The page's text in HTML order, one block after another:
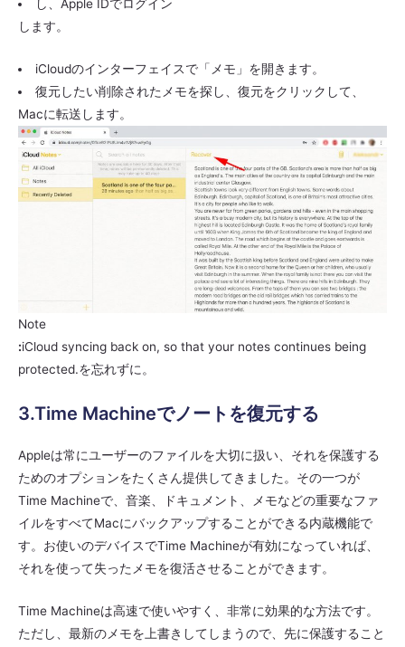
し、Apple IDでログイン
します。
iCloudのインターフェイスで「メモ」を開きます。
復元したい削除されたメモを探し、復元をクリックして、
Macに転送します。
Note
:iCloud syncing back on, so that your notes continues being
protected.を忘れずに。
3.Time Machineでノートを復元する
Appleは常にユーザーのファイルを大切に扱い、それを保護する
ためのオプションをたくさん提供してきました。その一つが
Time Machineで、音楽、ドキュメント、メモなどの重要なファ
イルをすべてMacにバックアップすることができる内蔵機能で
す。お使いのデバイスでTime Machineが有効になっていれば、
それを使って失ったメモを復活させることができます。
Time Machineは高速で使いやすく、非常に効果的な方法です。
ただし、最新のメモを上書きしてしまうので、先に保護すること